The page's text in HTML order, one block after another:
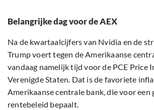
Belangrijke dag voor de AEX
Na de kwartaalcijfers van Nvidia en de
Trump voert tegen de Amerikaanse
vandaag namelijk tijd voor de PCE Price
Verenigde Staten. Dat is de favoriete
Amerikaanse centrale bank, die voor een
rentebeleid bepaalt.